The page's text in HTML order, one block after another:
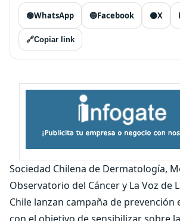
🟢WhatsApp 🔵Facebook ⚫X
🔗Copiar link
Sociedad Chilena de Dermatología,
Observatorio del Cáncer y La Voz de
Chile lanzan campaña de prevención